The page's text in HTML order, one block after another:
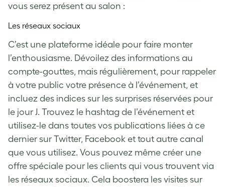
vous serez présent au salon :
Les réseaux sociaux
C’est une plateforme idéale pour faire monter
l’enthousiasme. Dévoilez des informations au
compte-gouttes, mais régulièrement, pour rappeler
à votre public votre présence à l’événement, et
incluez des indices sur les surprises réservées pour
le jour J. Trouvez le hashtag de l’événement et
utilisez-le dans toutes vos publications liées à ce
dernier sur Twitter, Facebook et tout autre canal
que vous utilisez. Vous pouvez même créer une
offre spéciale pour les clients qui vous trouvent via
les réseaux sociaux. Cela boostera les visites sur